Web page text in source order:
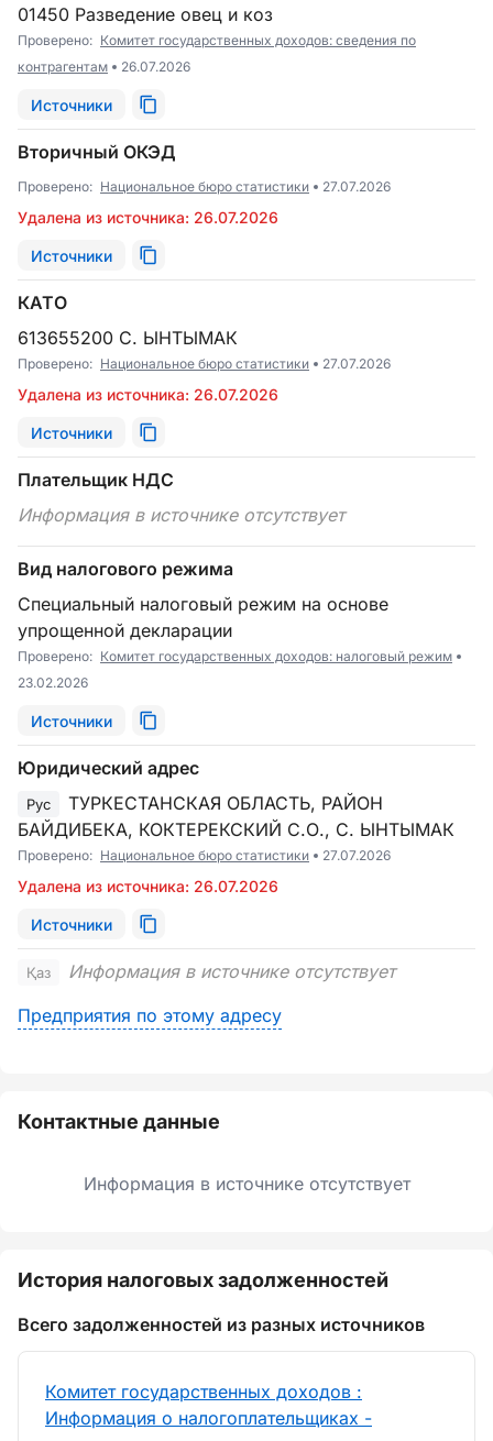
01450 Разведение овец и коз
Проверено: Комитет государственных доходов: сведения по
контрагентам
26.07.2026
Источники
Вторичный ОКЭД
Проверено: Национальное бюро статистики 27.07.2026
Удалена из источника: 26.07.2026
Источники
КАТО
613655200 С. ЫНТЫМАК
Проверено: Национальное бюро статистики 27.07.2026
Удалена из источника: 26.07.2026
Источники
Плательщик НДС
Информация в источнике отсутствует
Вид налогового режима
Специальный налоговый режим на основе
упрощенной декларации
Проверено: Комитет государственных доходов: налоговый режим
23.02.2026
Источники
Юридический адрес
Рус
ТУРКЕСТАНСКАЯ ОБЛАСТЬ, РАЙОН
БАЙДИБЕКА, КОКТЕРЕКСКИЙ С.О., С. ЫНТЫМАК
Проверено: Национальное бюро статистики 27.07.2026
Удалена из источника: 26.07.2026
Источники
Қаз
Информация в источнике отсутствует
Предприятия по этому адресу
Контактные данные
Информация в источнике отсутствует
История налоговых задолженностей
Всего задолженностей из разных источников
Комитет государственных доходов :
Информация о налогоплательщиках -